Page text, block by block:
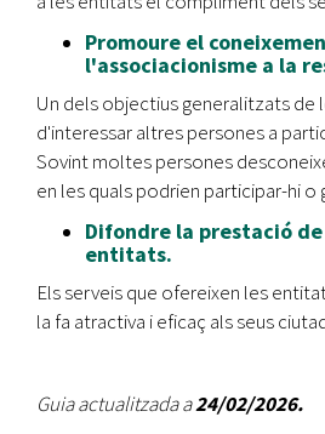
Promoure el
l'associacionisme a la
Un dels objectius generalitzats de
d'interessar altres persones a
Sovint moltes persones
en les quals podrien participar-hi o
Difondre la prestació
entitats.
Els serveis que ofereixen les
la fa atractiva i eficaç als seus
Guia actualitzada a24/02/2026.